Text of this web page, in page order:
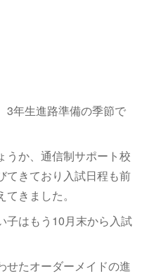
3年生進路準備の季節で
うか、通信制サポート校
てきており入試日程も前
きました。
子はもう10月末から入試
せたオーダーメイドの進